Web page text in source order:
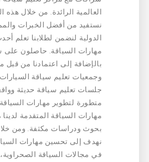
العالمية الرائدة. من خلال هذه
نستفيد من أفضل الخبرات
الدولية لنضمن لطلابنا تعلم
بالإضافة إلى اعتمادنا من
وجمعيات تعليم سياقة
جلسات تعليم سياقة حديثة
متطورة لتطوير مهارات
مهارات السياقة المتقدمة
بحوث ودراسات مكثفة. ومن
نهدف إلى تحسين مهارات
في مجالات السياقة